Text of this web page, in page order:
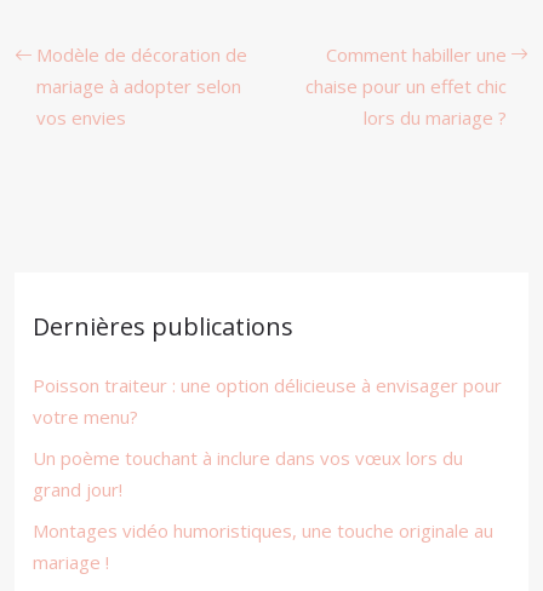
Modèle de décoration de
mariage à adopter selon
vos envies
Comment habiller une
chaise pour un effet chic
lors du mariage ?
Dernières publications
Poisson traiteur : une option délicieuse à envisager pour
votre menu?
Un poème touchant à inclure dans vos vœux lors du
grand jour!
Montages vidéo humoristiques, une touche originale au
mariage !